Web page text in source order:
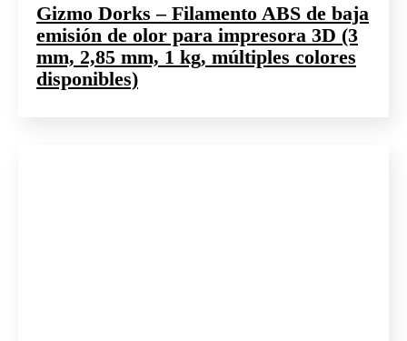
Gizmo Dorks – Filamento ABS de baja
emisión de olor para impresora 3D (3
mm, 2,85 mm, 1 kg, múltiples colores
disponibles)